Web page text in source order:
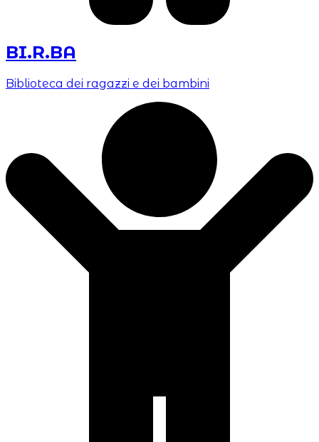
BI.R.BA
Biblioteca dei ragazzi e dei bambini